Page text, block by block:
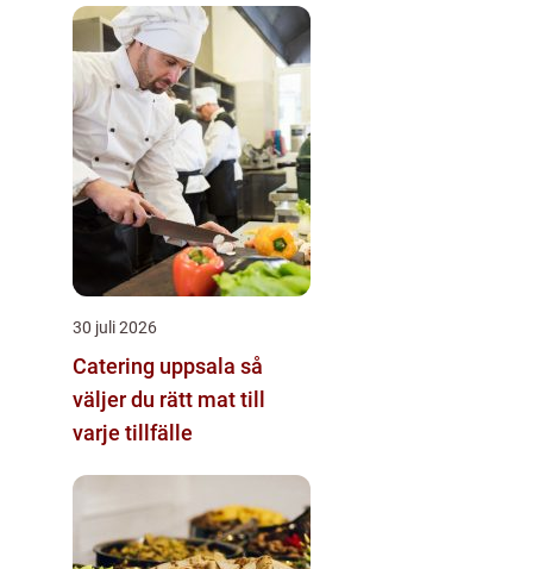
30 juli 2026
Catering uppsala så
väljer du rätt mat till
varje tillfälle